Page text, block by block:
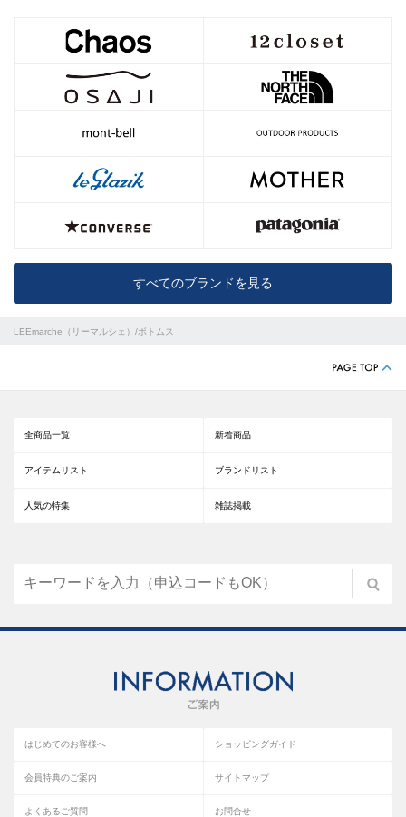
すべてのブランドを見る
LEEmarche（リーマルシェ） /ボトムス
全商品一覧 新着商品
アイテムリスト ブランドリスト
人気の特集 雑誌掲載
はじめてのお客様へ ショッピングガイド
会員特典のご案内 サイトマップ
よくあるご質問 お問合せ